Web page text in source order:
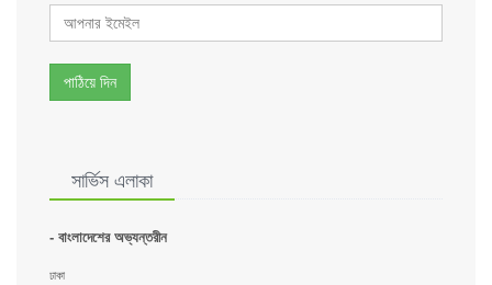
পাঠিয়ে দিন
সার্ভিস এলাকা
- বাংলাদেশের অভ্যন্তরীন
ঢাকা